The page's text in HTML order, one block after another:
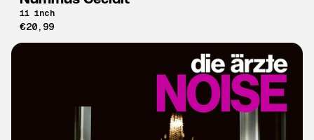
11 inch
€20,99